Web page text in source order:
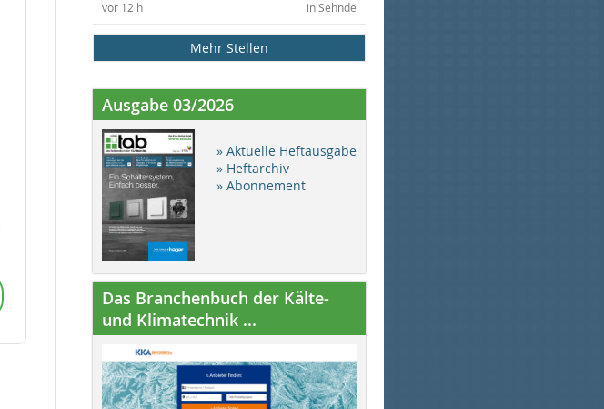
in Sehnde
vor 12 h
Mehr Stellen
Ausgabe 03/2026
» Aktuelle Heftausgabe
» Heftarchiv
» Abonnement
Das Branchenbuch der Kälte-
und Klimatechnik ...